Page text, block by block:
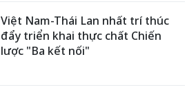
Việt Nam-Thái Lan nhất trí thúc
đẩy triển khai thực chất Chiến
lược "Ba kết nối"